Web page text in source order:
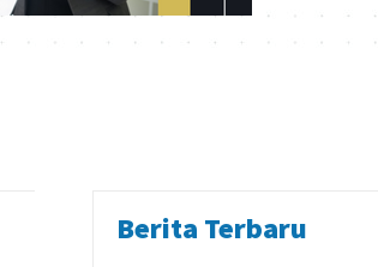
Berita Terbaru